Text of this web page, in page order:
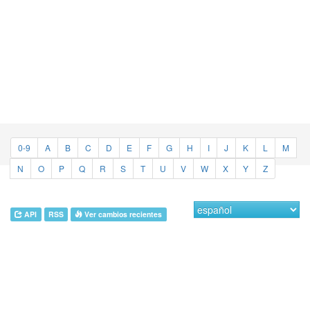
0-9 A B C D E F G H I J K L
M
N
O P Q R S T U V W X Y Z
API RSS Ver cambios recientes